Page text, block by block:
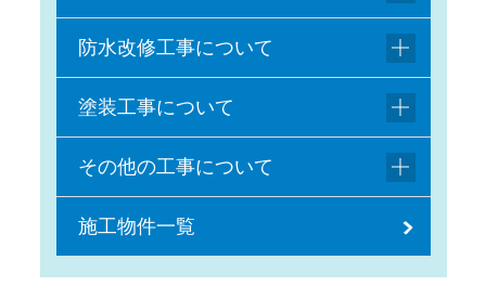
防水改修工事について
塗装工事について
その他の工事について
施工物件一覧